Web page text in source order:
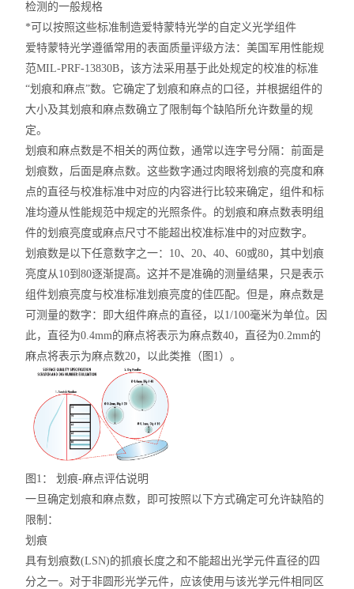
检测的一般规格
*可以按照这些标准制造爱特蒙特光学的自定义光学组件
爱特蒙特光学遵循常用的表面质量评级方法：美国军用性能规
范MIL-PRF-13830B，该方法采用基于此处规定的校准的标准
“划痕和麻点”数。它确定了划痕和麻点的口径，并根据组件的
大小及其划痕和麻点数确立了限制每个缺陷所允许数量的规
定。
划痕和麻点数是不相关的两位数，通常以连字号分隔：前面是
划痕数，后面是麻点数。这些数字通过肉眼将划痕的亮度和麻
点的直径与校准标准中对应的内容进行比较来确定，组件和标
准均遵从性能规范中规定的光照条件。的划痕和麻点数表明组
件的划痕亮度或麻点尺寸不能超出校准标准中的对应数字。
划痕数是以下任意数字之一：10、20、40、60或80，其中划痕
亮度从10到80逐渐提高。这并不是准确的测量结果，只是表示
组件划痕亮度与校准标准划痕亮度的佳匹配。但是，麻点数是
可测量的数字：即大组件麻点的直径，以1/100毫米为单位。因
此，直径为0.4mm的麻点将表示为麻点数40，直径为0.2mm的
麻点将表示为麻点数20，以此类推（图1）。
图1： 划痕-麻点评估说明
一旦确定划痕和麻点数，即可按照以下方式确定可允许缺陷的
限制：
划痕
具有划痕数(LSN)的抓痕长度之和不能超出光学元件直径的四
分之一。对于非圆形光学元件，应该使用与该光学元件相同区